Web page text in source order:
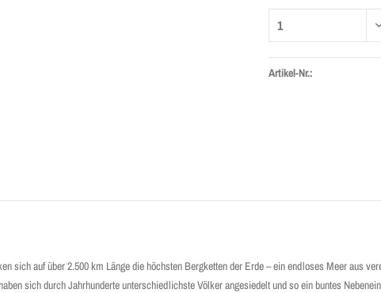
Artikel-Nr.:
sich auf über 2.500 km Länge die höchsten Bergketten der Erde – ein endloses Meer aus
sich durch Jahrhunderte unterschiedlichste Völker angesiedelt und so ein buntes